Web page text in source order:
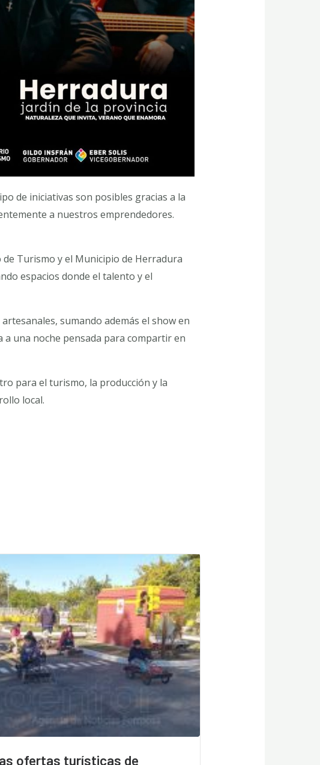
de iniciativas son posibles gracias a la
a nuestros emprendedores.
Turismo y el Municipio de Herradura
espacios donde el talento y el
sumando además el show en
a una noche pensada para compartir en
para el turismo, la producción y la
local.
ofertas turísticas de